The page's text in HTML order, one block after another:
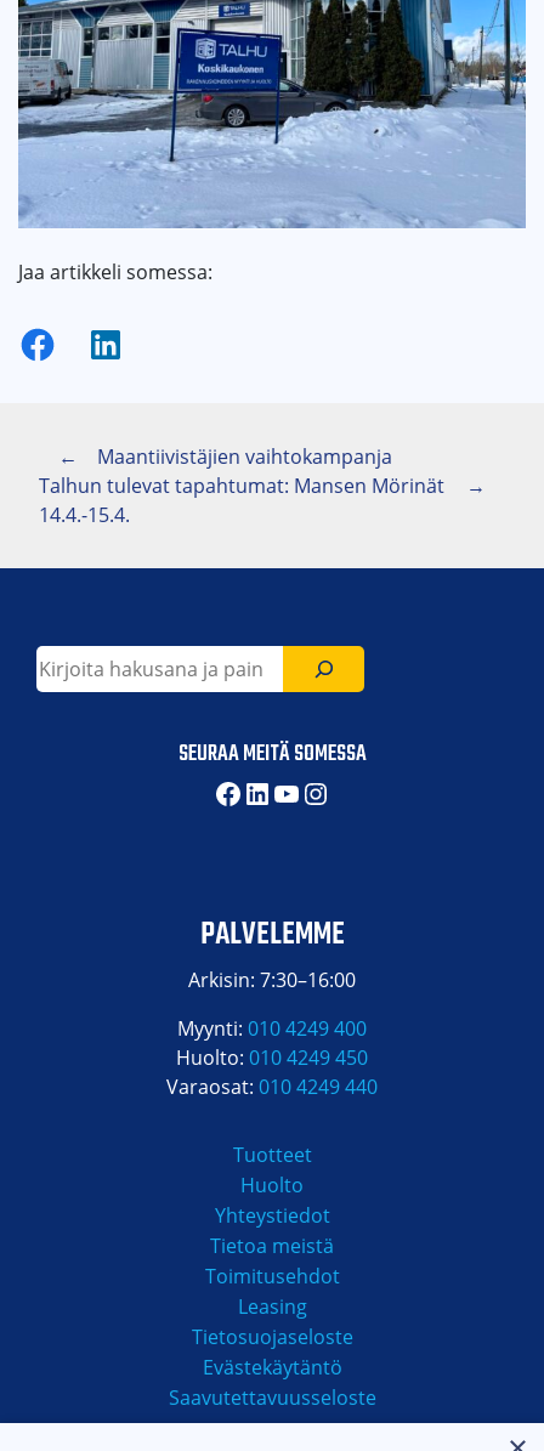
Jaa artikkeli somessa:
ARTIKKELIEN
SELAUS
← Edellinen artikkeli:
Maantiivistäjien vaihtokampanja
→
Seuraava artikkeli
Talhun tulevat tapahtumat: Mansen Mörinät
14.4.-15.4.
Etsi
SEURAA MEITÄ SOMESSA
Facebook
LinkedIn
YouTube
Instagram
PALVELEMME
Arkisin: 7:30–16:00
Myynti: 010 4249 400
Huolto: 010 4249 450
Varaosat: 010 4249 440
Tuotteet
Huolto
Yhteystiedot
Tietoa meistä
Toimitusehdot
Leasing
Tietosuojaseloste
Evästekäytäntö
Saavutettavuusseloste